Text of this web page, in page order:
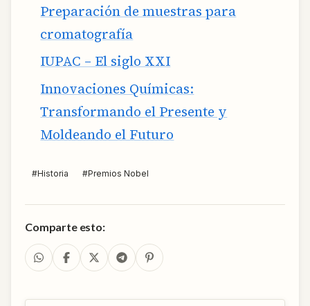
Preparación de muestras para
cromatografía
IUPAC – El siglo XXI
Innovaciones Químicas:
Transformando el Presente y
Moldeando el Futuro
#Historia #Premios Nobel
Comparte esto: